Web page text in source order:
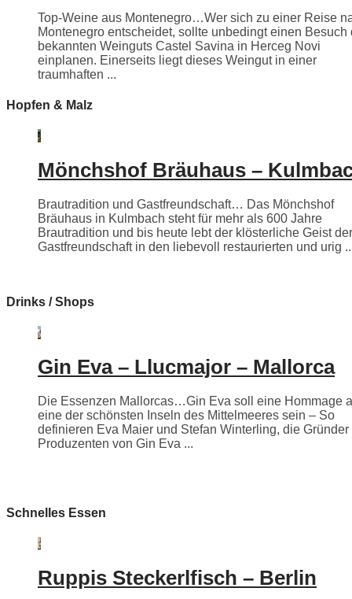
Top-Weine aus Montenegro…Wer sich zu einer Reise
Montenegro entscheidet, sollte unbedingt einen Besuch
bekannten Weinguts Castel Savina in Herceg Novi
einplanen. Einerseits liegt dieses Weingut in einer
traumhaften ...
Hopfen & Malz
Mönchshof Bräuhaus –
Brautradition und Gastfreundschaft… Das Mönchshof
Bräuhaus in Kulmbach steht für mehr als 600 Jahre
Brautradition und bis heute lebt der klösterliche Geist der
Gastfreundschaft in den liebevoll restaurierten und urig
Drinks / Shops
Gin Eva – Llucmajor – Mallorca
Die Essenzen Mallorcas…Gin Eva soll eine Hommage
eine der schönsten Inseln des Mittelmeeres sein – So
definieren Eva Maier und Stefan Winterling, die Gründer
Produzenten von Gin Eva ...
Schnelles Essen
Ruppis Steckerlfisch – Berlin